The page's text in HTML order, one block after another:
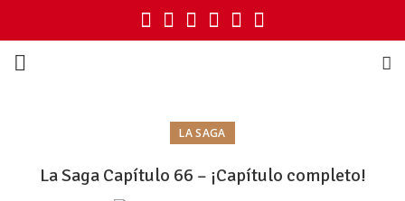
LA SAGA
La Saga Capítulo 66 – ¡Capítulo completo!